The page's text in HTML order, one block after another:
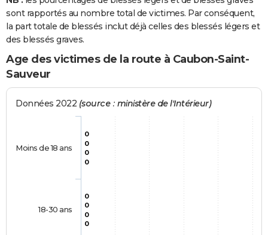
sont rapportés au nombre total de victimes. Par conséquent,
la part totale de blessés inclut déjà celles des blessés légers et
des blessés graves.
Age des victimes de la route à Caubon-Saint-
Sauveur
Données 2022 (source : ministère de l'Intérieur)
0
0
0
0
0
0
0
0
Moins de 18 ans
18-30 ans